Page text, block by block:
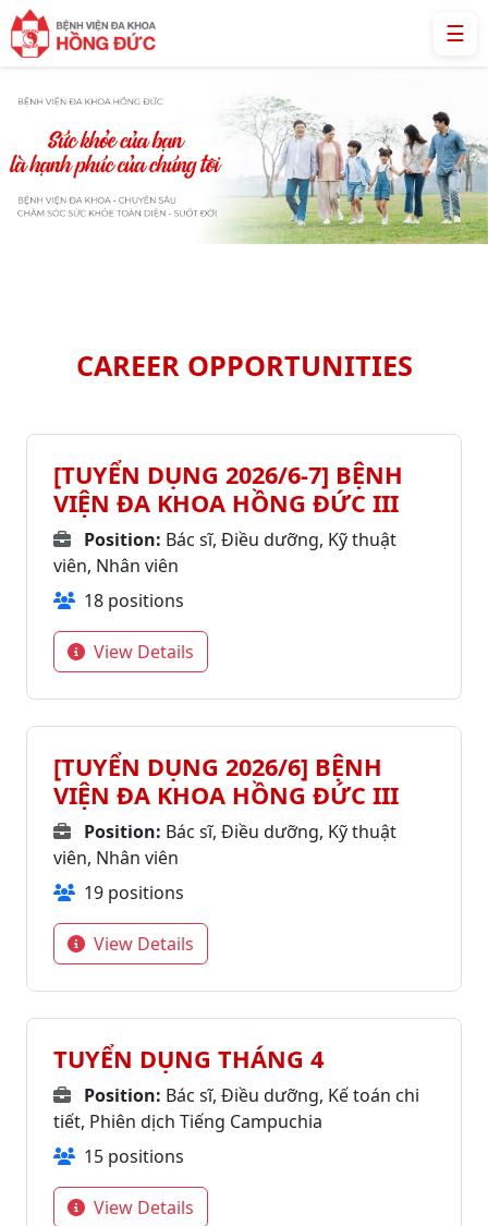
☰
CAREER OPPORTUNITIES
[TUYỂN DỤNG 2026/6-7] BỆNH
VIỆN ĐA KHOA HỒNG ĐỨC III
Position: Bác sĩ, Điều dưỡng, Kỹ thuật
viên, Nhân viên
18 positions
View Details
[TUYỂN DỤNG 2026/6] BỆNH
VIỆN ĐA KHOA HỒNG ĐỨC III
Position: Bác sĩ, Điều dưỡng, Kỹ thuật
viên, Nhân viên
19 positions
View Details
TUYỂN DỤNG THÁNG 4
Position: Bác sĩ, Điều dưỡng, Kế toán chi
tiết, Phiên dịch Tiếng Campuchia
15 positions
View Details